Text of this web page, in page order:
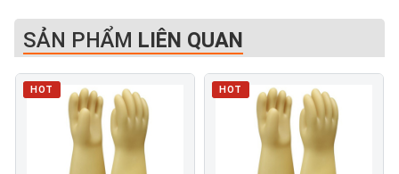
SẢN PHẨM LIÊN QUAN
HOT HOT